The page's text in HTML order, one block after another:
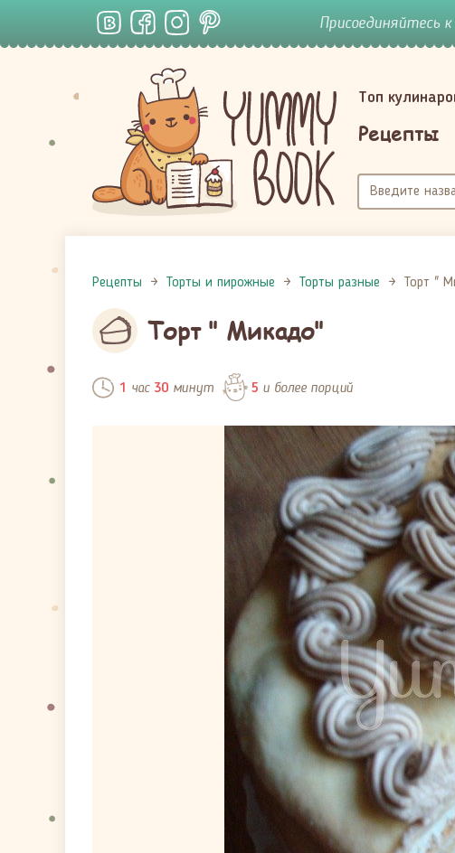
Присоединяйтесь
Топ
Рецепты
Рецепты Торты и пирожные Торты разные Торт "
Торт " Микадо"
1 час 30минут 5 и более порций